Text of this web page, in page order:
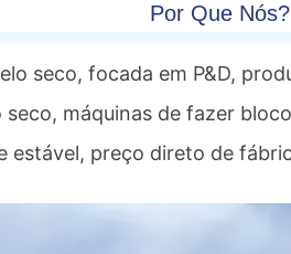
Por Que Nós?
seco, focada em P&D,
máquinas de fazer
estável, preço direto de